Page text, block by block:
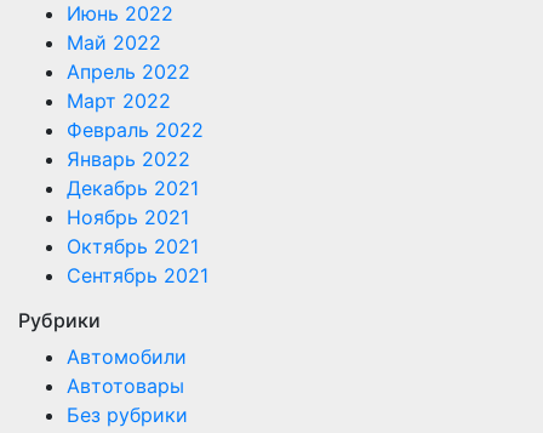
Июнь 2022
Май 2022
Апрель 2022
Март 2022
Февраль 2022
Январь 2022
Декабрь 2021
Ноябрь 2021
Октябрь 2021
Сентябрь 2021
Рубрики
Автомобили
Автотовары
Без рубрики